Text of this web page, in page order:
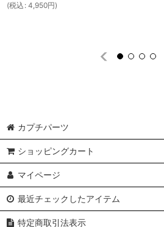
(税込 : 4,950円)
カプチパーツ
ショッピングカート
マイページ
最近チェックしたアイテム
特定商取引法表示